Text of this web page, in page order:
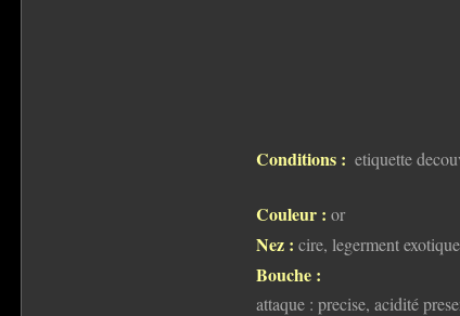
Conditions : etiquette
Couleur : or
Nez : cire, legerment
Bouche :
attaque : precise, acidité